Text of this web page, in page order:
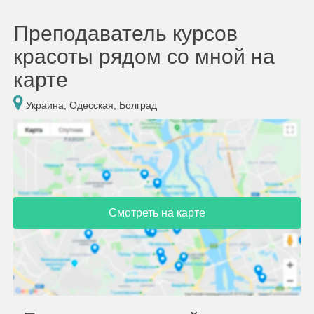
Преподаватель курсов
красоты рядом со мной на
карте
Украина, Одесская, Болград
Смотреть на карте